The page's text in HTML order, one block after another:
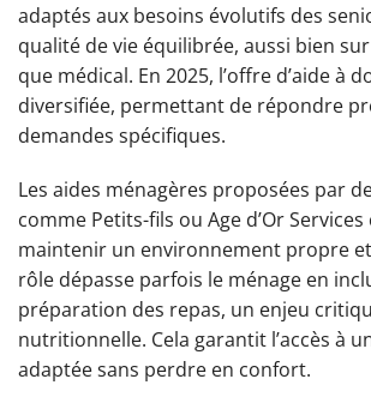
adaptés aux besoins évolutifs des
qualité de vie équilibrée, aussi bien
que médical. En 2025, l’offre d’aide à
diversifiée, permettant de répondre
demandes spécifiques.
Les aides ménagères proposées par
comme Petits-fils ou Age d’Or
maintenir un environnement propre
rôle dépasse parfois le ménage en
préparation des repas, un enjeu
nutritionnelle. Cela garantit l’accès à
adaptée sans perdre en confort.